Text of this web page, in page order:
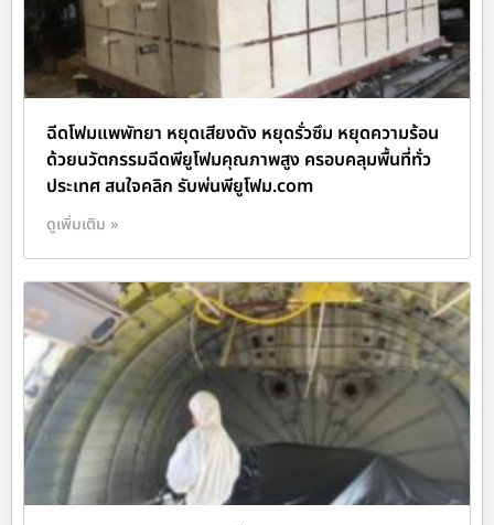
ฉีดโฟมแพพัทยา หยุดเสียงดัง หยุดรั่วซึม หยุดความร้อน
ด้วยนวัตกรรมฉีดพียูโฟมคุณภาพสูง ครอบคลุมพื้นที่ทั่ว
ประเทศ สนใจคลิก รับพ่นพียูโฟม.com
ดูเพิ่มเติม »